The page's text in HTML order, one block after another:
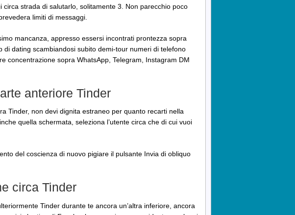
strada di salutarlo, solitamente 3. Non parecchio poco
limiti di messaggi.
mancanza, appresso essersi incontrati prontezza sopra
di dating scambiandosi subito demi-tour numeri di telefono
concentrazione sopra WhatsApp, Telegram, Instagram DM
anteriore Tinder
Tinder, non devi dignita estraneo per quanto recarti nella
quella schermata, seleziona l’utente circa che di cui vuoi
del coscienza di nuovo pigiare il pulsante Invia di obliquo
circa Tinder
Tinder durante te ancora un’altra inferiore, ancora